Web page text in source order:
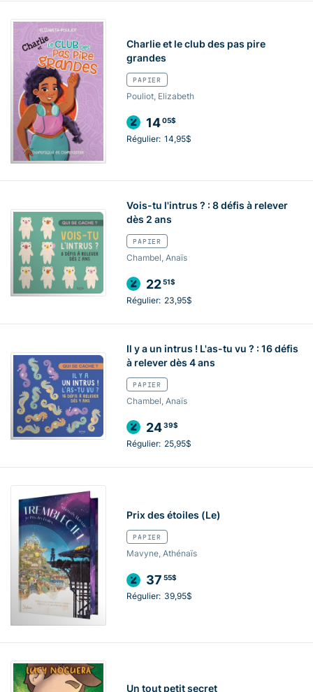
Charlie et le club des pas pire
grandes
PAPIER
Pouliot, Elizabeth
1405$
Régulier: 14,95$
Vois-tu l'intrus ? : 8 défis à relever
dès 2 ans
PAPIER
Chambel, Anaïs
2251$
Régulier: 23,95$
Il y a un intrus ! L'as-tu vu ? : 16 défis
à relever dès 4 ans
PAPIER
Chambel, Anaïs
2439$
Régulier: 25,95$
Prix des étoiles (Le)
PAPIER
Mavyne, Athénaïs
37 55$
Régulier: 39,95$
Un tout petit secret